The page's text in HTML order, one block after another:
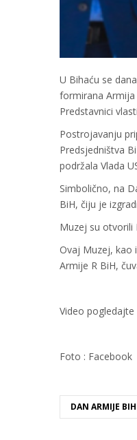
U Bihaću se
formirana Armija
Predstavnici
Postrojavanju
Predsjedništva
podržala Vlada
Simbolično, na
BiH, čiju je
Muzej su otvorili
Ovaj Muzej, kao
Armije R BiH,
Video pogledajte
Foto : Facebook
DAN ARMIJE BIH